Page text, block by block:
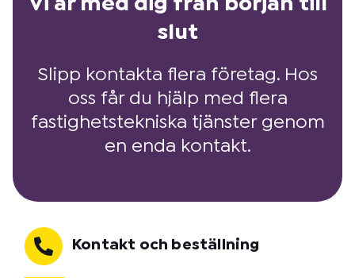
Vi är med dig från början till
slut
Slipp kontakta flera företag. Hos
oss får du hjälp med flera
fastighetstekniska tjänster genom
en enda kontakt.
Kontakt och beställning